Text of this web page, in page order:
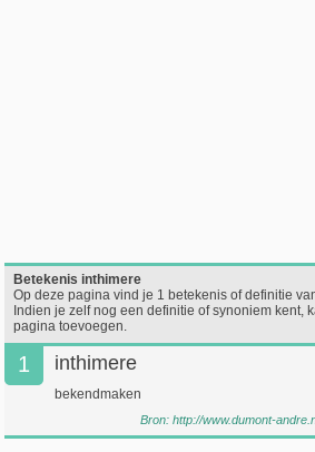
Betekenis inthimere
Op deze pagina vind je 1 betekenis of definitie
Indien je zelf nog een definitie of synoniem kent,
pagina toevoegen.
1 inthimere
bekendmaken
Bron: http://www.dumont-